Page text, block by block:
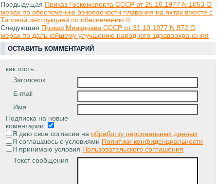
Предыдущая Приказ Госкомспорта СССР от 25.10.1977 N 1053 О
мерах по обеспечению безопасности плавания на яхтах вместе с
Типовой инструкцией по обеспечению б
Следующая Приказ Минздрава СССР от 31.10.1977 N 972 О
мерах по дальнейшему улучшению народного здравоохранения
ОСТАВИТЬ КОММЕНТАРИЙ
как гость
Заголовок
E-mail
Имя
Подписка на новые
коментарии:
Я даю свое согласие на обработку персональных данных
Я соглашаюсь с условиями Политики конфиденциальности
Я принимаю условия Пользовательского соглашения
Текст сообщения